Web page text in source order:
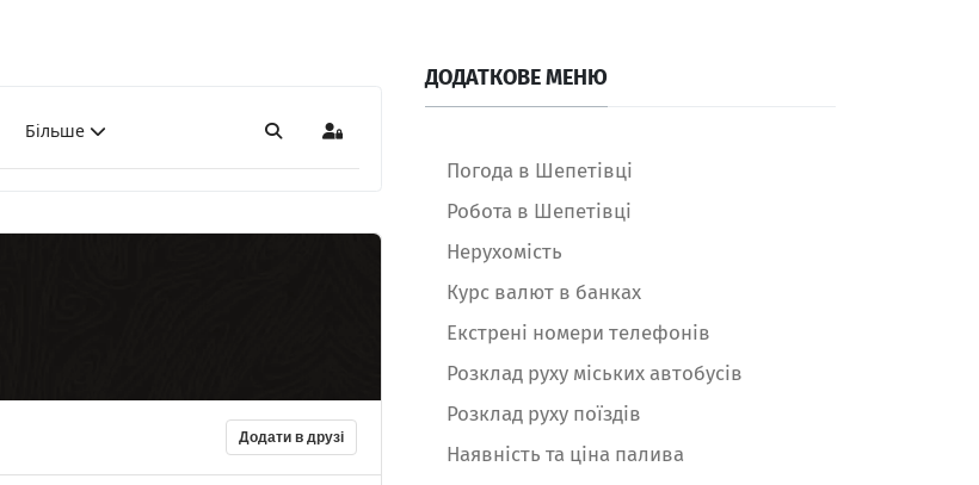
Більше Пошук Sign In
Додати в друзі
ДОДАТКОВЕ МЕНЮ
Погода в Шепетівці
Робота в Шепетівці
Нерухомість
Курс валют в банках
Екстрені номери телефонів
Розклад руху міських автобусів
Розклад руху поїздів
Наявність та ціна палива